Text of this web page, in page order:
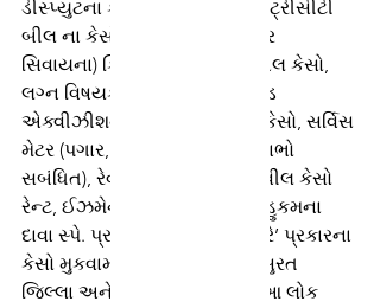
ડીસ્પ્યુટના કેસો, વોટર અને ઇલેકટ્રીસીટી
બીલ ના કેસો (બિન સમાધાન પાત્ર
સિવાયના) ક્રિમીનલ કંમ્પાઉન્ડેબલ કેસો,
લગ્ન વિષયક તકરારના કેસો, લેન્ડ
એક્વીઝીશન એકટ અન્વએના કેસો, સર્વિસ
મેટર (પગાર, ભથ્થા અને નિવૃતિ લાભો
સબંધિત), રેવન્યુ કેસો, અન્ય સિવીલ કેસો
રેન્ટ, ઈઝમેન્ટરી રાઈટસ, મનાઈ હુકમના
દાવા સ્પે. પ્રર્ફોમન્સના દાવા. વિગેરે’ પ્રકારના
કેસો મુકવામાં આવનાર છે. જેથી સુરત
જિલ્લા અને શહેરના નગરજનો આ લોક